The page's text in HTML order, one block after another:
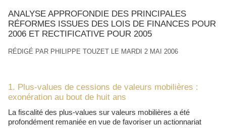
ANALYSE APPROFONDIE DES PRINCIPALES
RÉFORMES ISSUES DES LOIS DE FINANCES POUR
2006 ET RECTIFICATIVE POUR 2005
RÉDIGÉ PAR PHILIPPE TOUZET LE MARDI 2 MAI 2006
1. Plus-values de cessions de valeurs mobilières :
exonération au bout de huit ans
La fiscalité des plus-values sur valeurs mobilières a été
profondément remaniée en vue de favoriser un actionnariat